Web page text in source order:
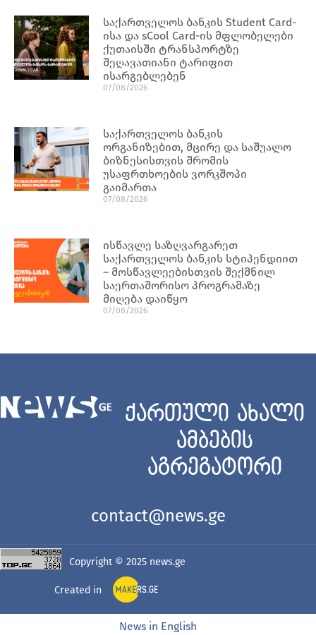
საქართველოს ბანკის Student Card-
ისა და sCool Card-ის მფლობელები
ქუთაისში ტრანსპორტზე
შეღავათიანი ტარიფით
ისარგებლებენ
07/08/2026
საქართველოს ბანკის
ორგანიზებით, მცირე და საშუალო
ბიზნესისთვის შრომის
უსაფრთხოების ვორკშოპი
გაიმართა
07/08/2026
ისწავლე საზღვარგარეთ
საქართველოს ბანკის სტიპენდიით
– მოსწავლეებისთვის შექმნილ
საერთაშორისო პროგრამაზე
მიღება დაიწყო
07/08/2026
ქართული ახალი
ამბების
აგრეგატორი
contact@news.ge
Copyright © 2025 news.ge
Created in
News in English